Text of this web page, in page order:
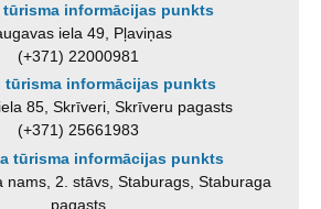
tūrisma informācijas punkts
iela 49, Pļaviņas
(+371) 22000981
tūrisma informācijas punkts
85, Skrīveri, Skrīveru pagasts
(+371) 25661983
tūrisma informācijas punkts
nams, 2. stāvs, Staburags, Staburaga
pagasts